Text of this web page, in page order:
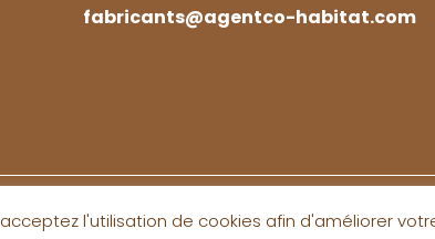
fabricants@agentco-habitat.com
l'utilisation de cookies afin d'améliorer